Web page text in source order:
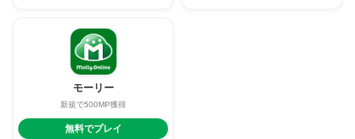
モーリー
新規で500MP獲得
無料でプレイ